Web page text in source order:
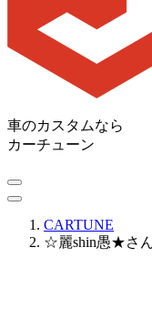
車のカスタムなら
カーチューン
CARTUNE
☆麗shin愚★さ